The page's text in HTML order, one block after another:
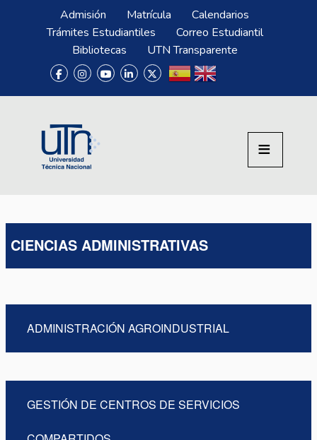
Pasar al contenido principal
Menú SuperiorAdmisión Matrícula
Calendarios
Trámites Estudiantiles
Correo Estudiantil
Bibliotecas
UTN Transparente
CIENCIAS ADMINISTRATIVAS
ADMINISTRACIÓN AGROINDUSTRIAL
GESTIÓN DE CENTROS DE SERVICIOS